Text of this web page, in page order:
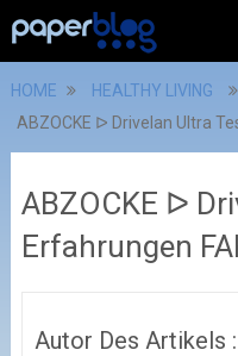
HOME HEALTHY LIVING
ABZOCKE ᐅ Drivelan Ultra
ABZOCKE ᐅ
Erfahrungen
Autor Des Artikels :